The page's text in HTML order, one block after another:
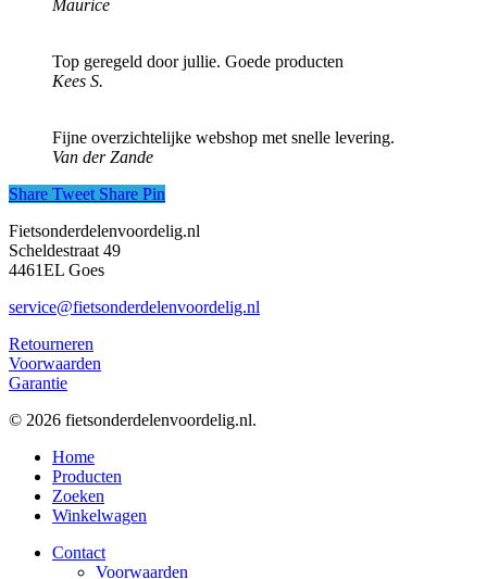
Maurice
Top geregeld door jullie. Goede producten
Kees S.
Fijne overzichtelijke webshop met snelle levering.
Van der Zande
Share Tweet Share Pin
Fietsonderdelenvoordelig.nl
Scheldestraat 49
4461EL Goes
service@fietsonderdelenvoordelig.nl
Retourneren
Voorwaarden
Garantie
© 2026 fietsonderdelenvoordelig.nl.
Close
Menu
Home
Producten
Zoeken
Winkelwagen
Contact
Voorwaarden